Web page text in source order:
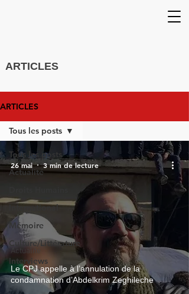
ARTICLES
ARTICLES
Tous les posts
Actualité
International
Mémoire
Culture/Littérature
Interviews
Tous les posts
Le CPJ appelle à l’annulation de la
condamnation d’Abdelkrim Zeghileche
Actualité
26 mai 3 min de lecture